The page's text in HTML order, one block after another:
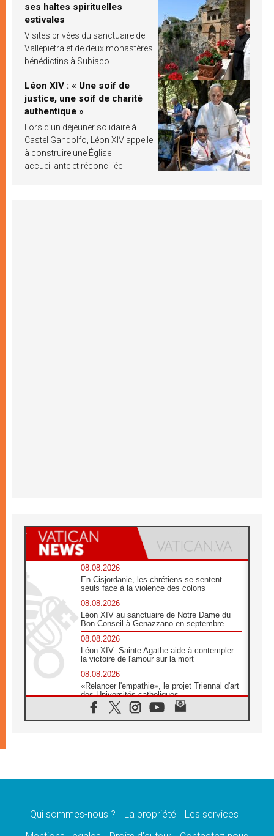
ses haltes spirituelles
estivales
Visites privées du sanctuaire de
Vallepietra et de deux monastères
bénédictins à Subiaco
Léon XIV : « Une soif de
justice, une soif de charité
authentique »
Lors d’un déjeuner solidaire à
Castel Gandolfo, Léon XIV appelle
à construire une Église
accueillante et réconciliée
08.08.2026
En Cisjordanie, les chrétiens se sentent
seuls face à la violence des colons
08.08.2026
Léon XIV au sanctuaire de Notre Dame du
Bon Conseil à Genazzano en septembre
08.08.2026
Léon XIV: Sainte Agathe aide à contempler
la victoire de l'amour sur la mort
08.08.2026
«Relancer l'empathie», le projet Triennal d'art
des Universités catholiques
08.08.2026
Signis 2026, donner la parole aux religieuses
07.08.2026
07.08.2026
Qui sommes-nous ? La propriété
Les services